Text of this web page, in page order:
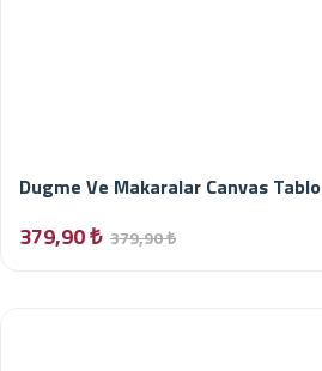
Dugme Ve Makaralar Canvas Tablo
379,90 ₺ 379,90 ₺